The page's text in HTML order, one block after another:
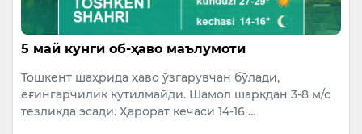
5 май кунги об-ҳаво маълумоти
Тошкент шаҳрида ҳаво ўзгарувчан бўлади,
ёғингарчилик кутилмайди. Шамол шарқдан 3-8 м/с
тезликда эсади. Ҳарорат кечаси 14-16 …